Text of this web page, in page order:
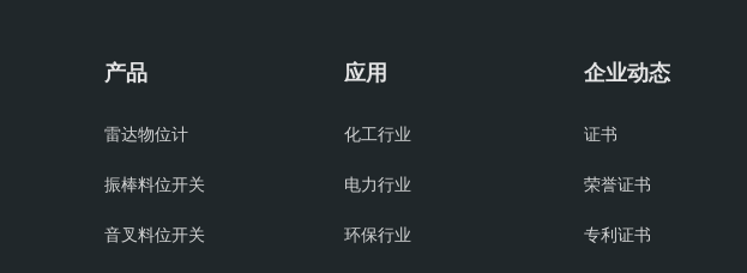
产品
雷达物位计
振棒料位开关
音叉料位开关
应用
化工行业
电力行业
环保行业
企业动态
证书
荣誉证书
专利证书